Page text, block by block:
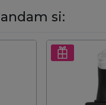
si: